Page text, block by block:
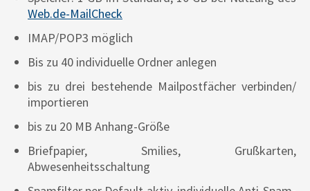
Web.de-MailCheck
IMAP/POP3 möglich
Bis zu 40 individuelle Ordner anlegen
bis zu drei bestehende Mailpostfächer verbinden/
importieren
bis zu 20 MB Anhang-Größe
Briefpapier, Smilies, Grußkarten,
Abwesenheitsschaltung